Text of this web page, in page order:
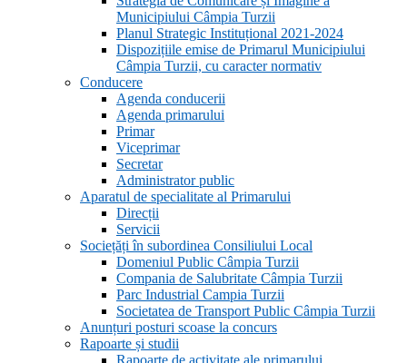
Municipiului Câmpia Turzii
Planul Strategic Instituțional 2021-2024
Dispozițiile emise de Primarul Municipiului
Câmpia Turzii, cu caracter normativ
Conducere
Agenda conducerii
Agenda primarului
Primar
Viceprimar
Secretar
Administrator public
Aparatul de specialitate al Primarului
Direcții
Servicii
Sociețăți în subordinea Consiliului Local
Domeniul Public Câmpia Turzii
Compania de Salubritate Câmpia Turzii
Parc Industrial Campia Turzii
Societatea de Transport Public Câmpia Turzii
Anunțuri posturi scoase la concurs
Rapoarte și studii
Rapoarte de activitate ale primarului